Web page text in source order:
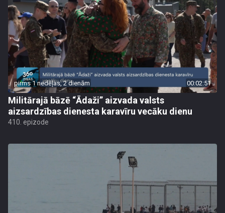
pirms 1 nedēļas, 2 dienām 00:02:51
Militārajā bāzē “Ādaži” aizvada valsts
aizsardzības dienesta karavīru vecāku dienu
410. epizode